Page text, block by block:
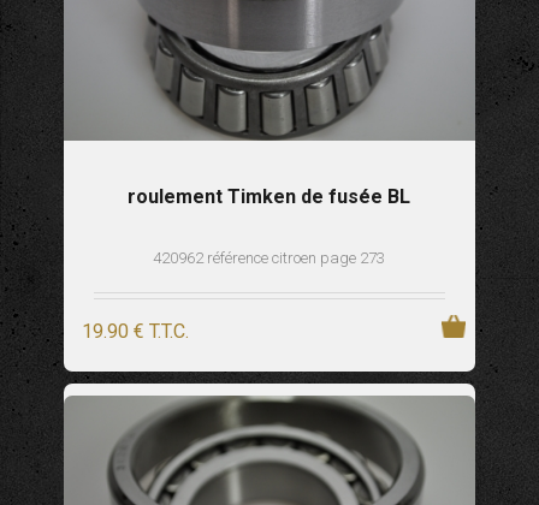
roulement Timken de fusée BL
420962 référence citroen page 273
19.90 € T.T.C.